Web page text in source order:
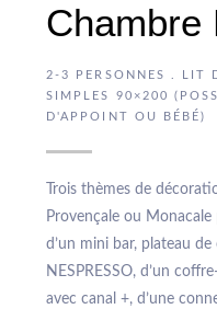
Chambre
2-3 PERSONNES . LIT
SIMPLES 90×200
D'APPOINT OU BÉBÉ)
Trois thèmes de
Provençale ou
d’un mini bar, plateau
NESPRESSO, d’un
avec canal +, d’une